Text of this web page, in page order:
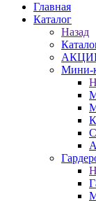
Главная
Каталог
Назад
Мини-